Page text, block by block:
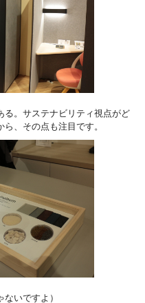
る。サステナビリティ視点がど
、その点も注目です。
いですよ）